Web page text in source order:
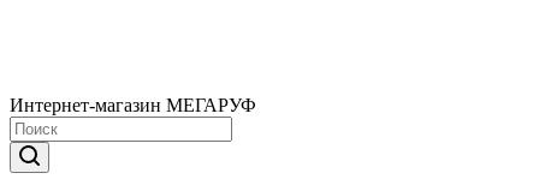
Интернет-магазин МЕГАРУФ